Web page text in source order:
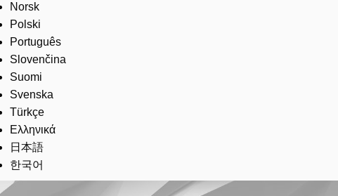
Norsk
Polski
Português
Slovenčina
Suomi
Svenska
Türkçe
Ελληνικά
日本語
한국어